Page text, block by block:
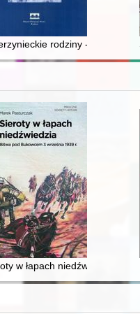
i początki działalności
rodziny - Micińscy
(turystyka,
w łapach niedźwiedzia :